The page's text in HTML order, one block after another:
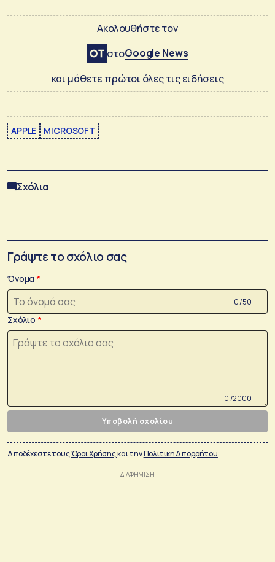
Ακολουθήστε τον
στοGoogle News
και μάθετε πρώτοι όλες τις ειδήσεις
APPLE MICROSOFT
Σχόλια
Γράψτε το σχόλιο σας
Όνομα
0 /50
Σχόλιο
0 /2000
Υποβολή σχολίου
Αποδέχεστε τουςΌροι Χρήσηςκαι τηνΠολιτικη Απορρήτου